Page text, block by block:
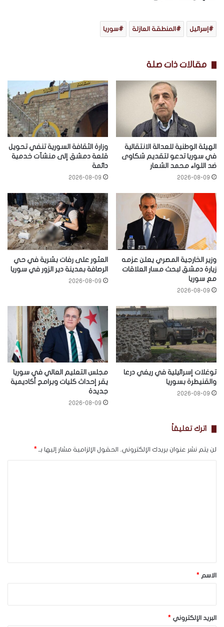
إسرائيل المنطقة العازلة سوريا
مقالات ذات صلة
الهيئة الوطنية للعدالة الانتقالية
في سوريا تدعو لتقديم شكاوى
ضد اللواء محمد الشعار
2026-08-09
وزارة الثقافة السورية تنفي تحويل
قلعة دمشق إلى منشآت خدمية
دائمة
2026-08-09
وزير الخارجية المصري يعلن عزمه
زيارة دمشق لبحث مسار العلاقات
مع سوريا
2026-08-09
العثور على رفات بشرية في حي
الرصافة بمدينة دير الزور في سوريا
2026-08-09
توغلات إسرائيلية في ريفي درعا
والقنيطرة بسوريا
2026-08-09
مجلس التعليم العالي في سوريا
يقر إحداث كليات وبرامج أكاديمية
جديدة
2026-08-09
اترك تعليقاً
لن يتم نشر عنوان بريدك الإلكتروني. الحقول الإلزامية مشار إليها بـ *
*الاسم *
البريد الإلكتروني *